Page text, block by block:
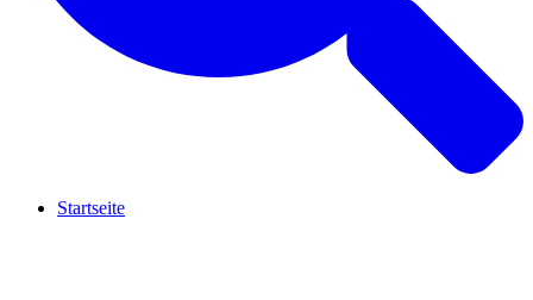
Startseite